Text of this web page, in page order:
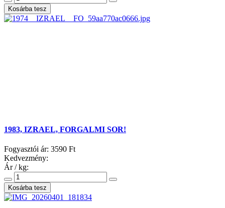
1983, IZRAEL, FORGALMI SOR!
Fogyasztói ár: 3590 Ft
Kedvezmény:
Ár / kg: